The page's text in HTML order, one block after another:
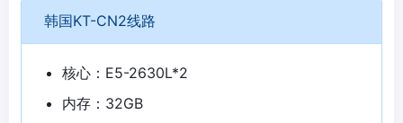
韩国KT-CN2线路
核心：E5-2630L*2
内存：32GB